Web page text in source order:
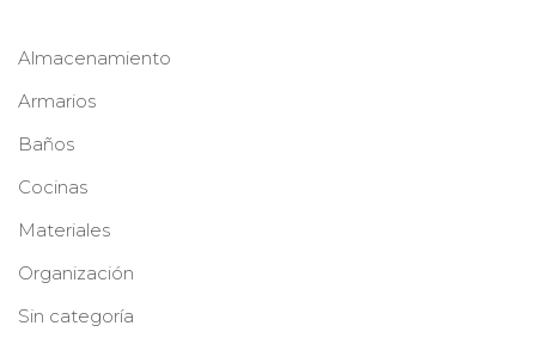
Almacenamiento
Armarios
Baños
Cocinas
Materiales
Organización
Sin categoría